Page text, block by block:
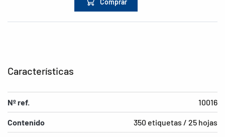
Características
Nº ref. 10016
Contenido 350 etiquetas / 25 hojas